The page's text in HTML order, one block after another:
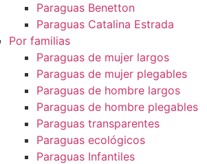
Paraguas Benetton
Paraguas Catalina Estrada
Por familias
Paraguas de mujer largos
Paraguas de mujer plegables
Paraguas de hombre largos
Paraguas de hombre plegables
Paraguas transparentes
Paraguas ecológicos
Paraguas Infantiles